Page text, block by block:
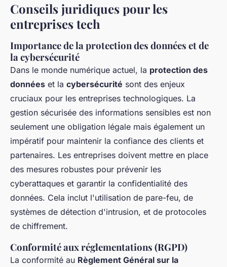
Conseils juridiques pour les
entreprises tech
Importance de la protection des données et de
la cybersécurité
Dans le monde numérique actuel, la protection des
données et la cybersécurité sont des enjeux
cruciaux pour les entreprises technologiques. La
gestion sécurisée des informations sensibles est non
seulement une obligation légale mais également un
impératif pour maintenir la confiance des clients et
partenaires. Les entreprises doivent mettre en place
des mesures robustes pour prévenir les
cyberattaques et garantir la confidentialité des
données. Cela inclut l'utilisation de pare-feu, de
systèmes de détection d'intrusion, et de protocoles
de chiffrement.
Conformité aux réglementations (RGPD)
La conformité au Règlement Général sur la